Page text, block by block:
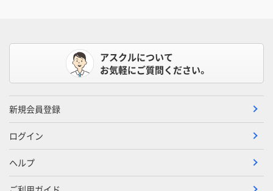
アスクルについて
お気軽にご質問ください。
新規会員登録
ログイン
ヘルプ